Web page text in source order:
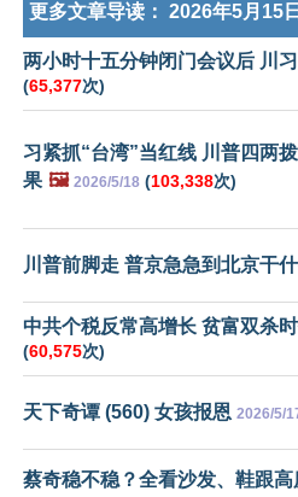
更多文章导读： 2026年5月15日
两小时十五分钟闭门会议后 川
(65,377次)
习紧抓“台湾”当红线 川普四两
果 🖼️ 2026/5/18 (103,338次)
川普前脚走 普京急急到北京干
中共个税反常高增长 贫富双杀
(60,575次)
天下奇谭 (560) 女孩报恩 2026/5/
蔡奇稳不稳？全看沙发、鞋跟高